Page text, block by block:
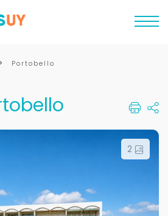
Portobello
2